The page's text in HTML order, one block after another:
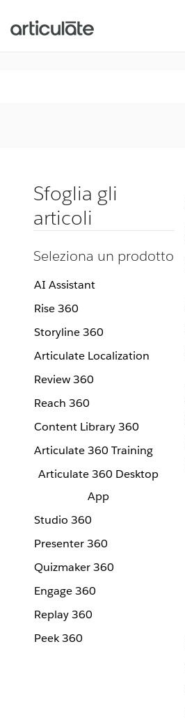
Sfoglia gli
articoli
Seleziona un prodotto
AI Assistant
Rise 360
Storyline 360
Articulate Localization
Review 360
Reach 360
Content Library 360
Articulate 360 Training
Articulate 360 Desktop
App
Studio 360
Presenter 360
Quizmaker 360
Engage 360
Replay 360
Peek 360